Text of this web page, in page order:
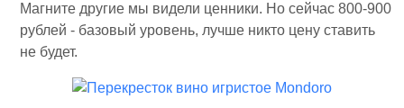
Магните другие мы видели ценники. Но сейчас 800-900
рублей - базовый уровень, лучше никто цену ставить
не будет.